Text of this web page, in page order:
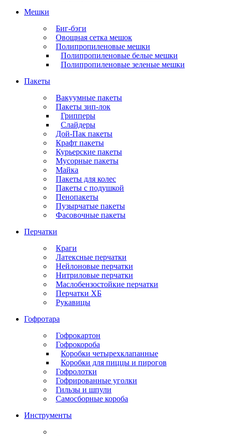
Мешки
Биг-бэги
Овощная сетка мешок
Полипропиленовые мешки
Полипропиленовые белые мешки
Полипропиленовые зеленые мешки
Пакеты
Вакуумные пакеты
Пакеты зип-лок
Грипперы
Слайдеры
Дой-Пак пакеты
Крафт пакеты
Курьерские пакеты
Мусорные пакеты
Майка
Пакеты для колес
Пакеты с подушкой
Пенопакеты
Пузырчатые пакеты
Фасовочные пакеты
Перчатки
Краги
Латексные перчатки
Нейлоновые перчатки
Нитриловые перчатки
Маслобензостойкие перчатки
Перчатки ХБ
Рукавицы
Гофротара
Гофрокартон
Гофрокороба
Коробки четырехклапанные
Коробки для пиццы и пирогов
Гофролотки
Гофрированные уголки
Гильзы и шпули
Самосборные короба
Инструменты